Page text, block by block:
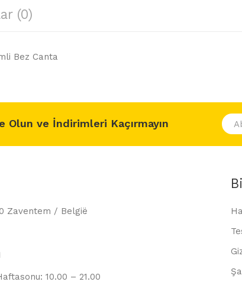
(0)
Bez Canta
Olun ve İndirimleri Kaçırmayın
Zaventem / België
10.00 – 21.00